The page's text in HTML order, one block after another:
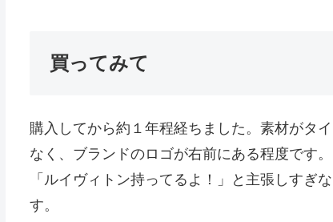
買ってみて
購入してから約１年程経ちました。素材がタ
なく、ブランドのロゴが右前にある程度です。
「ルイヴィトン持ってるよ！」と主張しすぎ
す。